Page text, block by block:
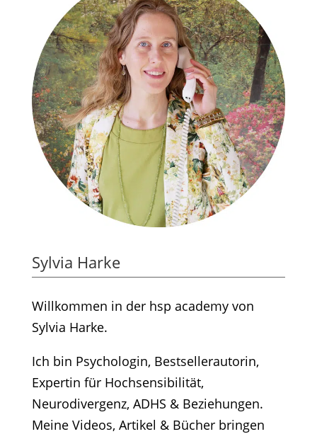
Sylvia Harke
Willkommen in der hsp academy von
Sylvia Harke.
Ich bin Psychologin, Bestsellerautorin,
Expertin für Hochsensibilität,
Neurodivergenz, ADHS & Beziehungen.
Meine Videos, Artikel & Bücher bringen